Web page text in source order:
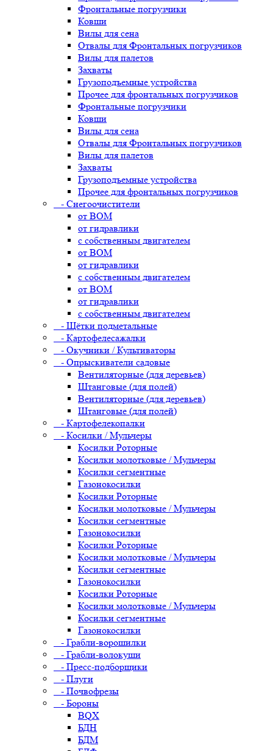
Фронтальные погрузчики
Ковши
Вилы для сена
Отвалы для Фронтальных погрузчиков
Вилы для палетов
Захваты
Грузоподъемные устройства
Прочее для фронтальных погрузчиков
Фронтальные погрузчики
Ковши
Вилы для сена
Отвалы для Фронтальных погрузчиков
Вилы для палетов
Захваты
Грузоподъемные устройства
Прочее для фронтальных погрузчиков
- Снегоочистители
от ВОМ
от гидравлики
с собственным двигателем
от ВОМ
от гидравлики
с собственным двигателем
от ВОМ
от гидравлики
с собственным двигателем
- Щётки подметальные
- Картофелесажалки
- Окучники / Культиваторы
- Опрыскиватели садовые
Вентиляторные (для деревьев)
Штанговые (для полей)
Вентиляторные (для деревьев)
Штанговые (для полей)
- Картофелекопалки
- Косилки / Мульчеры
Косилки Роторные
Косилки молотковые / Мульчеры
Косилки сегментные
Газонокосилки
Косилки Роторные
Косилки молотковые / Мульчеры
Косилки сегментные
Газонокосилки
Косилки Роторные
Косилки молотковые / Мульчеры
Косилки сегментные
Газонокосилки
Косилки Роторные
Косилки молотковые / Мульчеры
Косилки сегментные
Газонокосилки
- Грабли-ворошилки
- Грабли-волокуши
- Пресс-подборщики
- Плуги
- Почвофрезы
- Бороны
BQX
БДН
БДМ